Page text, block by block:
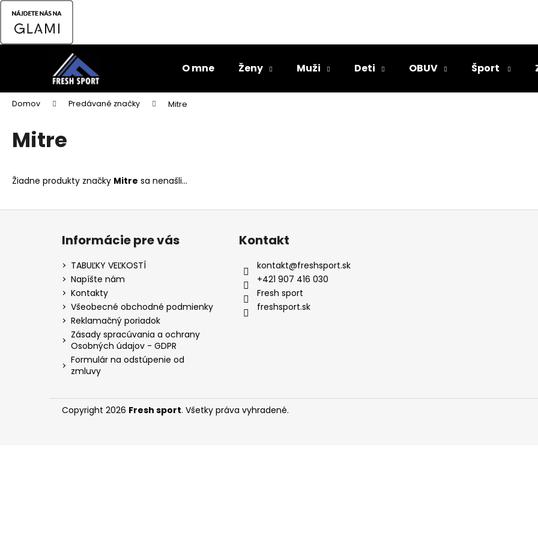
O mne Ženy Muži Deti OBUV Šport
Domov Predávané značky Mitre
Mitre
Žiadne produkty značky Mitre sa nenašli...
K
š
Späť
do
obchodu
Späť
do
obchodu
Čo potrebujete nájsť?
ADIDAS DÁMSKE KRAŤASY W E 3S
SHORT ČIERNE DP2405
€17,90
PÁNSKA OBUV REEBOK WORK N
CUSHION 3.0 BIELE BS9523
€32,80
Z
Informácie pre vás
TABUĽKY VEĽKOSTÍ
Napíšte nám
Kontakty
Všeobecné obchodné podmienky
Reklamačný poriadok
Zásady spracúvania a ochrany
Osobných údajov - GDPR
Formulár na odstúpenie od
zmluvy
Kontakt
kontakt@freshsport.sk
+421 907 416 030
Fresh sport
freshsport.sk
Copyright 2026 Fresh sport. Všetky práva vyhradené.